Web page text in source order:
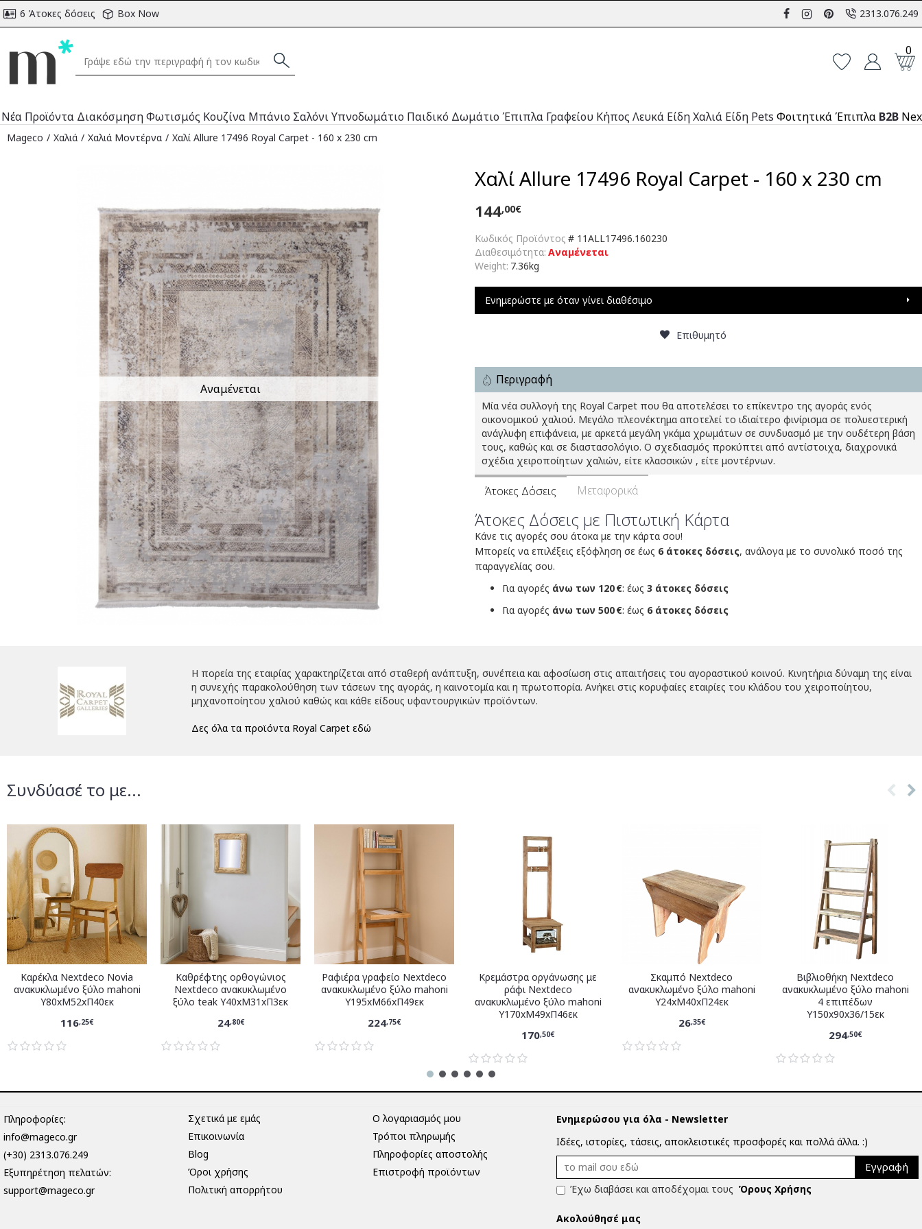
6 Άτοκες δόσεις Box Now 2313.076.249
0
Νέα Προϊόντα ΔιακόσμησηΦωτισμός Κουζίνα Μπάνιο ΣαλόνιΥπνοδωμάτιο Παιδικό Δωμάτιο Έπιπλα Γραφείου Κήπος Λευκά ΕίδηΧαλιά Είδη Pets Φοιτητικά Έπιπλα B2B
Mageco Χαλιά Χαλιά Μοντέρνα Χαλί Allure 17496 Royal Carpet - 160 x 230 cm
Αναμένεται
Χαλί Allure 17496 Royal Carpet - 160 x 230 cm
Κωδικός Προϊόντος # 11ALL17496.160230
Διαθεσιμότητα: Αναμένεται
Weight: 7.36kg
144,00€
Ενημερώστε με όταν γίνει διαθέσιμο
Επιθυμητό
Περιγραφή
Μία νέα συλλογή της Royal Carpet που θα αποτελέσει το επίκεντρο της αγοράς ενός
οικονομικού χαλιού. Μεγάλο πλεονέκτημα αποτελεί το ιδιαίτερο φινίρισμα σε πολυεστερική
ανάγλυφη επιφάνεια, με αρκετά μεγάλη γκάμα χρωμάτων σε συνδυασμό με την ουδέτερη βάση
τους, καθώς και σε διαστασολόγιο. Ο σχεδιασμός προκύπτει από αντίστοιχα, διαχρονικά
σχέδια χειροποίητων χαλιών, είτε κλασσικών , είτε μοντέρνων.
Άτοκες Δόσεις Μεταφορικά
Άτοκες Δόσεις με Πιστωτική Κάρτα
Κάνε τις αγορές σου άτοκα με την κάρτα σου!
Μπορείς να επιλέξεις εξόφληση σε έως 6 άτοκες δόσεις, ανάλογα με το συνολικό ποσό της
παραγγελίας σου.
Για αγορές άνω των 120 €: έως 3 άτοκες δόσεις
Για αγορές άνω των 500 €: έως 6 άτοκες δόσεις
Η πορεία της εταιρίας χαρακτηρίζεται από σταθερή ανάπτυξη, συνέπεια και αφοσίωση στις απαιτήσεις του αγοραστικού κοινού. Κινητήρια δύναμη της είναι
η συνεχής παρακολούθηση των τάσεων της αγοράς, η καινοτομία και η πρωτοπορία. Ανήκει στις κορυφαίες εταιρίες του κλάδου του χειροποίητου,
μηχανοποίητου χαλιού καθώς και κάθε είδους υφαντουργικών προϊόντων.
Δες όλα τα προϊόντα Royal Carpet εδώ
Συνδύασέ το με...
Καρέκλα Nextdeco Novia
ανακυκλωμένο ξύλο mahoni
Υ80xM52xΠ40εκ
116,25€
Καθρέφτης ορθογώνιος
Nextdeco ανακυκλωμένο
ξύλο teak Υ40xM31xΠ3εκ
24,80€
Ραφιέρα γραφείο Nextdeco
ανακυκλωμένο ξύλο mahoni
Υ195xM66xΠ49εκ
224,75€
Κρεμάστρα οργάνωσης με
ράφι Nextdeco
ανακυκλωμένο ξύλο mahoni
Υ170xM49xΠ46εκ
170,50€
Σκαμπό Nextdeco
ανακυκλωμένο ξύλο mahoni
Υ24xM40xΠ24εκ
26,35€
Βιβλιοθήκη Nextdeco
ανακυκλωμένο ξύλο mahoni
4 επιπέδων
Υ150x90x36/15εκ
294,50€
Πληροφορίες:
info@mageco.gr
(+30) 2313.076.249
Eξυπηρέτηση πελατών:
support@mageco.gr
Σχετικά με εμάς
Επικοινωνία
Blog
Όροι χρήσης
Πολιτική απορρήτου
Ο λογαριασμός μου
Τρόποι πληρωμής
Πληροφορίες αποστολής
Επιστροφή προϊόντων
Ενημερώσου για όλα - Newsletter
Ιδέες, ιστορίες, τάσεις, αποκλειστικές προσφορές και πολλά άλλα. :)
Εγγραφή
Έχω διαβάσει και αποδέχομαι τους Όρους Χρήσης
Ακολούθησέ μας